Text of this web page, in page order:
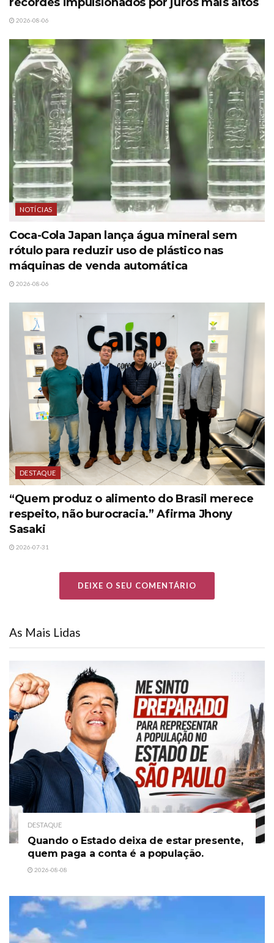
2026-08-06
NOTÍCIAS
Coca-Cola Japan lança água mineral sem
rótulo para reduzir uso de plástico nas
máquinas de venda automática
2026-08-06
DESTAQUE
“Quem produz o alimento do Brasil merece
respeito, não burocracia.” Afirma Jhony
Sasaki
2026-07-31
DEIXE O SEU COMENTÁRIO
As Mais Lidas
DESTAQUE
Quando o Estado deixa de estar presente,
quem paga a conta é a população.
2026-08-08